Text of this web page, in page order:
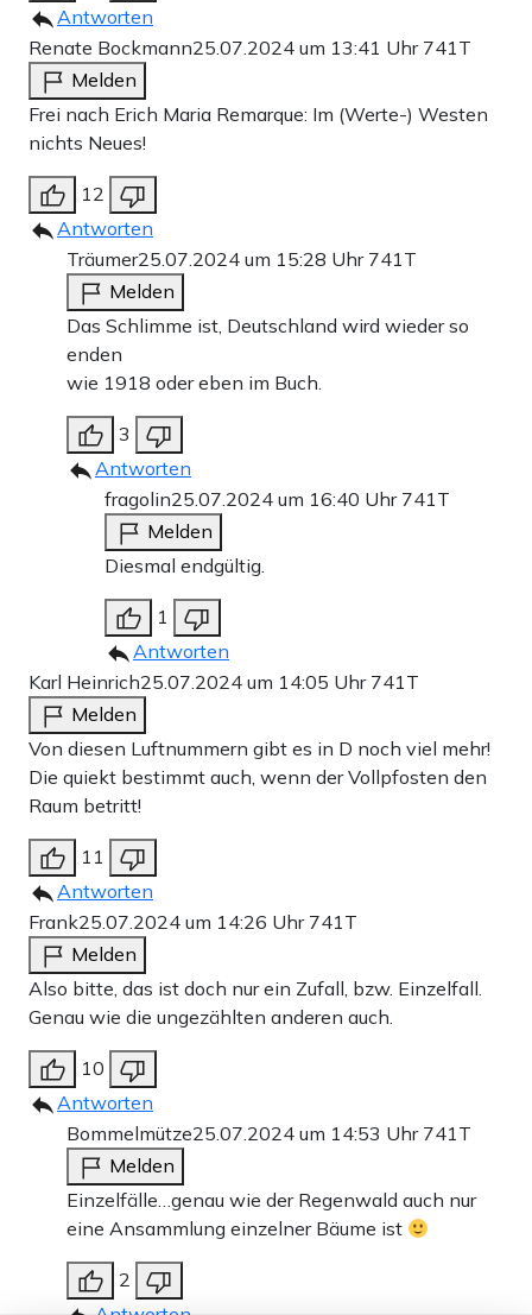
Antworten
Renate Bockmann25.07.2024 um 13:41 Uhr 741T
Melden
Frei nach Erich Maria Remarque: Im (Werte-) Westen
nichts Neues!
12
Antworten
Träumer25.07.2024 um 15:28 Uhr 741T
Melden
Das Schlimme ist, Deutschland wird wieder so
enden
wie 1918 oder eben im Buch.
3
Antworten
fragolin25.07.2024 um 16:40 Uhr 741T
Melden
Diesmal endgültig.
1
Antworten
Karl Heinrich25.07.2024 um 14:05 Uhr 741T
Melden
Von diesen Luftnummern gibt es in D noch viel mehr!
Die quiekt bestimmt auch, wenn der Vollpfosten den
Raum betritt!
11
Antworten
Frank25.07.2024 um 14:26 Uhr 741T
Melden
Also bitte, das ist doch nur ein Zufall, bzw. Einzelfall.
Genau wie die ungezählten anderen auch.
10
Antworten
Bommelmütze25.07.2024 um 14:53 Uhr 741T
Melden
Einzelfälle…genau wie der Regenwald auch nur
eine Ansammlung einzelner Bäume ist
2